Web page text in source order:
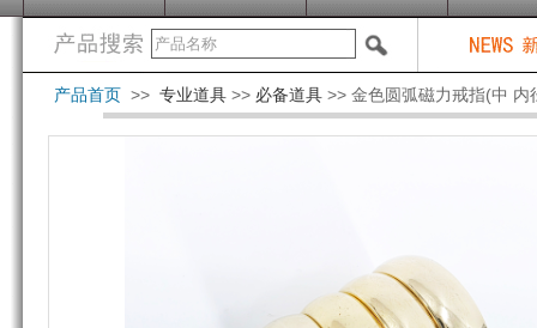
产品首页 >> 专业道具 >> 必备道具 >> 金色圆弧磁力戒指(中 内